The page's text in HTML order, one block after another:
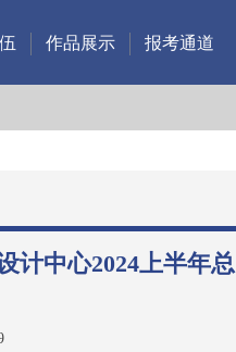
作品展示 报考通道
中心2024上半年总